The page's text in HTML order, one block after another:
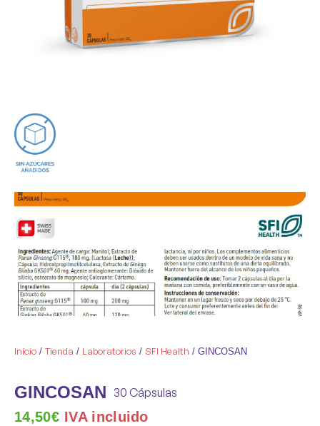
Inicio / Tienda / Laboratorios / SFI Health / GINCOSAN
GINCOSAN 30 Cápsulas
14,50€ IVA incluido